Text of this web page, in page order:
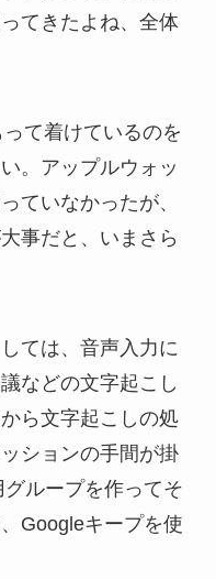
てきたよね、全体
て着けているのを
。アップルウォッ
ていなかったが、
事だと、いまさら
ては、音声入力に
などの文字起こし
ら文字起こしの処
ションの手間が掛
ループを作ってそ
Googleキープを使